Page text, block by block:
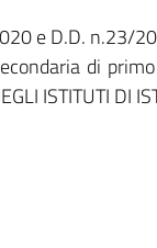
e D.D. n.23/
di
ISTITUTI DI